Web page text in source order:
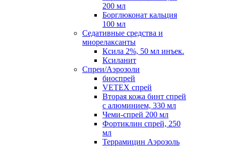
200 мл
Борглюконат кальция
100 мл
Седативные средства и
миорелаксанты
Ксила 2%, 50 мл инъек.
Ксиланит
Спреи/Аэрозоли
биоспрей
VETEX спрей
Вторая кожа бинт спрей
с алюминием, 330 мл
Чеми-спрей 200 мл
Фортиклин спрей, 250
мл
Террамицин Аэрозоль